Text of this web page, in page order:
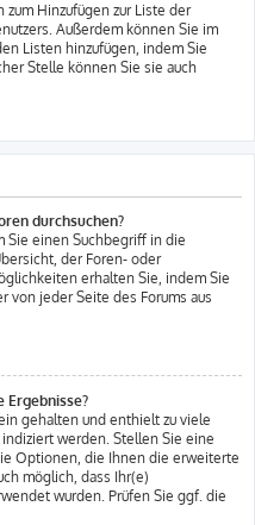
Hinzufügen zur Liste der
Außerdem können Sie im
Listen hinzufügen, indem Sie
Stelle können Sie sie auch
durchsuchen?
Sie einen Suchbegriff in die
der Foren- oder
erhalten Sie, indem Sie
von jeder Seite des Forums aus
Ergebnisse?
gehalten und enthielt zu viele
werden. Stellen Sie eine
Optionen, die Ihnen die erweiterte
möglich, dass Ihr(e)
wurden. Prüfen Sie ggf. die